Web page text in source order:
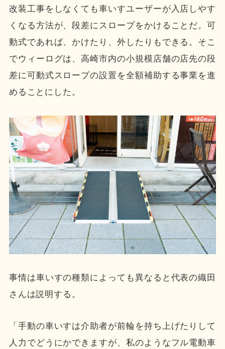
改装工事をしなくても車いすユーザーが入店しやす
くなる方法が、段差にスロープをかけることだ。可
動式であれば、かけたり、外したりもできる。そこ
でウィーログは、高崎市内の小規模店舗の店先の段
差に可動式スロープの設置を全額補助する事業を進
めることにした。
事情は車いすの種類によっても異なると代表の織田
さんは説明する。
「手動の車いすは介助者が前輪を持ち上げたりして
人力でどうにかできますが、私のようなフル電動車